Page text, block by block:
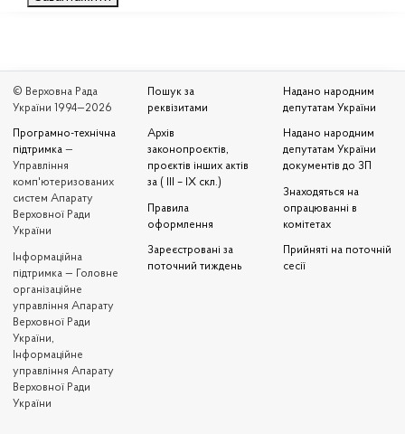
© Верховна Рада
України 1994—2026
Програмно-технічна
підтримка —
Управління
комп'ютеризованих
систем Апарату
Верховної Ради
України
Iнформаційна
підтримка — Головне
організаційне
управління Апарату
Верховної Ради
України,
Інформаційне
управління Апарату
Верховної Ради
України
Пошук за
реквізитами
Архів
законопроєктів,
проєктів інших актів
за ( III – IX скл.)
Правила
оформлення
Зареєстровані за
поточний тиждень
Надано народним
депутатам України
Надано народним
депутатам України
документів до ЗП
Знаходяться на
опрацюванні в
комітетах
Прийняті на поточній
сесії